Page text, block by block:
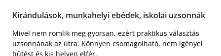
Kirándulások, munkahelyi ebédek, iskolai uzsonnák
Mivel nem romlik meg gyorsan, ezért praktikus választás
uzsonnának az útra. Könnyen csomagolható, nem igényel
hűtést és kis helyen elfér.